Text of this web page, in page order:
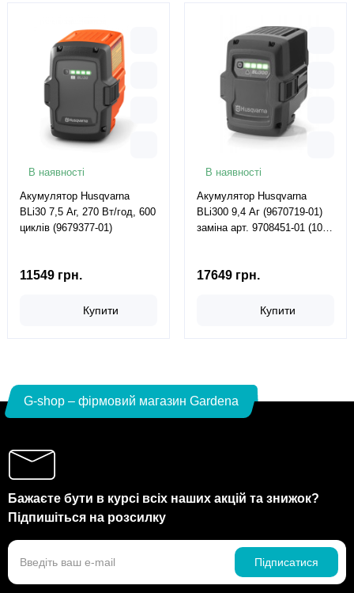
В наявності
Акумулятор Husqvarna
BLi30 7,5 Аг, 270 Вт/год, 600
циклів (9679377-01)
11549 грн.
Купити
В наявності
Акумулятор Husqvarna
BLi300 9,4 Аг (9670719-01)
заміна арт. 9708451-01 (10
17649 грн.
Купити
G-shop – фірмовий магазин Gardena
Бажаєте бути в курсі всіх наших акцій та знижок?
Підпишіться на розсилку
Підписатися